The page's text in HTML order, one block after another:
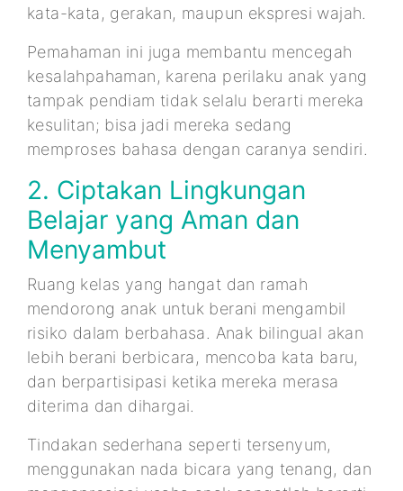
kata-kata, gerakan, maupun ekspresi wajah.
Pemahaman ini juga membantu mencegah
kesalahpahaman, karena perilaku anak yang
tampak pendiam tidak selalu berarti mereka
kesulitan; bisa jadi mereka sedang
memproses bahasa dengan caranya sendiri.
2. Ciptakan Lingkungan
Belajar yang Aman dan
Menyambut
Ruang kelas yang hangat dan ramah
mendorong anak untuk berani mengambil
risiko dalam berbahasa. Anak bilingual akan
lebih berani berbicara, mencoba kata baru,
dan berpartisipasi ketika mereka merasa
diterima dan dihargai.
Tindakan sederhana seperti tersenyum,
menggunakan nada bicara yang tenang, dan